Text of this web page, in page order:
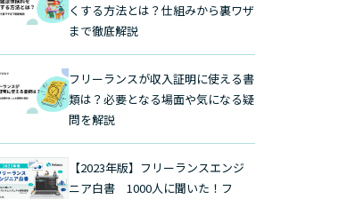
くする方法とは？仕組みから裏ワザ
まで徹底解説
フリーランスが収入証明に使える書
類は？必要となる場面や気になる疑
問を解説
【2023年版】フリーランスエンジ
ニア白書 1000人に聞いた！フ